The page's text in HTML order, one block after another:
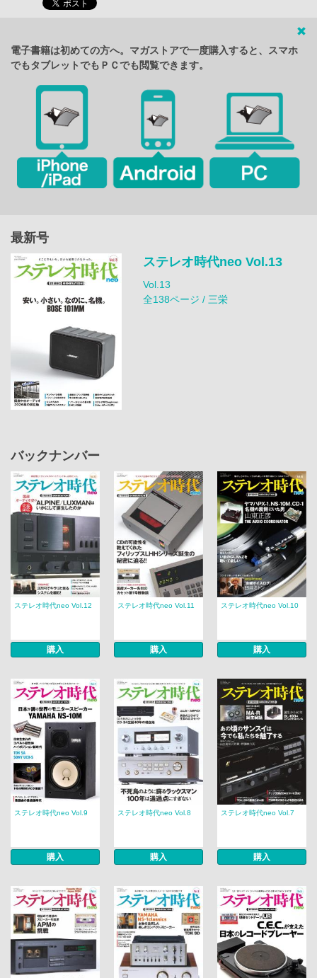
電子書籍は初めての方へ。マガストアで一度購入すると、スマホ
でもタブレットでもＰＣでも閲覧できます。
最新号
ステレオ時代neo Vol.13
Vol.13
全138ページ / 三栄
バックナンバー
ステレオ時代neo Vol.12
購入
ステレオ時代neo Vol.11
購入
ステレオ時代neo Vol.10
購入
ステレオ時代neo Vol.9
購入
ステレオ時代neo Vol.8
購入
ステレオ時代neo Vol.7
購入